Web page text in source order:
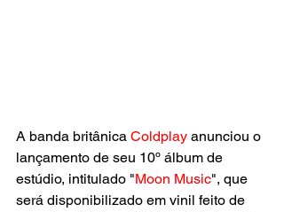
A banda britânica Coldplay anunciou o
lançamento de seu 10º álbum de
estúdio, intitulado "Moon Music", que
será disponibilizado em vinil feito de